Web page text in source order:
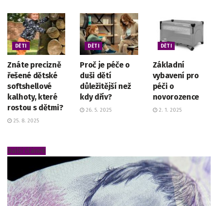
DĚTI
Znáte precizně
řešené dětské
softshellové
kalhoty, které
rostou s dětmi?
25. 8. 2025
DĚTI
Proč je péče o
duši dětí
důležitější než
kdy dřív?
26. 5. 2025
DĚTI
Základní
vybavení pro
péči o
novorozence
2. 1. 2025
Další článek